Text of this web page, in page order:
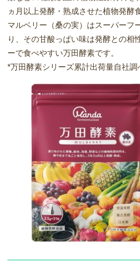
ヵ月以上発酵・熟成させた植物発酵
マルベリー（桑の実）はスーパーフ
り、その甘酸っぱい味は発酵との相
ーで食べやすい万田酵素です。
*万田酵素シリーズ累計出荷量自社調